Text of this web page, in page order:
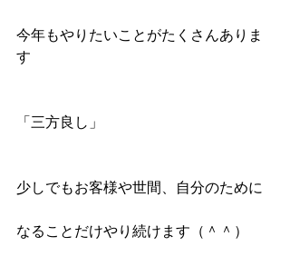
今年もやりたいことがたくさんありま
す
「三方良し」
少しでもお客様や世間、自分のために
なることだけやり続けます（＾＾）